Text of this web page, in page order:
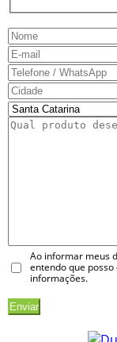
Ao informar meus
entendo que
informações.